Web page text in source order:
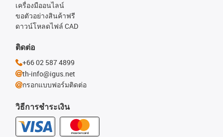
วิธีการชำระเงิน
เครื่องมืออนไลน์
ขอตัวอย่างสินค้าฟรี
ดาวน์โหลดไฟล์ CAD
ติดต่อ
+66 02 587 4899
th-info@igus.net
กรอกแบบฟอร์มติดต่อ